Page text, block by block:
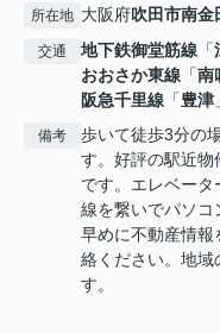
所在地 大阪府吹田市南金
交通 地下鉄御堂筋線 「
おおさか東線 「南
阪急千里線 「豊津
備考
歩いて徒歩3分の
す。好評の駅近
です。エレベー
線を繋いでパソコ
早めに不動産情報
絡ください。地域
す。